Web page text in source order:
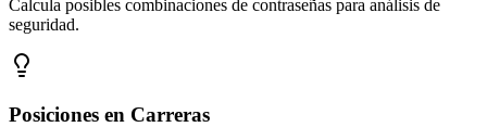
Calcula posibles combinaciones de contraseñas para análisis de
seguridad.
Posiciones en Carreras